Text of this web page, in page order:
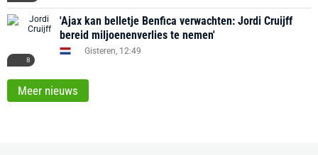
8
'Ajax kan belletje Benfica verwachten: Jordi Cruijff
bereid miljoenenverlies te nemen'
Gisteren, 12:49
Meer nieuws